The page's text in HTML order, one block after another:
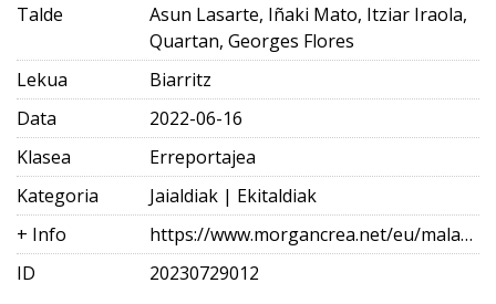
Talde
Asun Lasarte, Iñaki Mato, Itziar Iraola,
Quartan, Georges Flores
Lekua
Biarritz
Data
2022-06-16
Klasea
Erreportajea
Kategoria
Jaialdiak | Ekitaldiak
+ Info
https://www.morgancrea.net/eu/malandainballetbiarritz.html
ID
20230729012